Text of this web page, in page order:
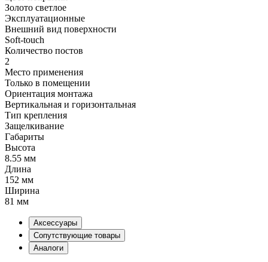
Золото светлое
Эксплуатационные
Внешний вид поверхности
Soft-touch
Количество постов
2
Место применения
Только в помещении
Ориентация монтажа
Вертикальная и горизонтальная
Тип крепления
Защелкивание
Габариты
Высота
8.55 мм
Длина
152 мм
Ширина
81 мм
Аксессуары
Сопутствующие товары
Аналоги